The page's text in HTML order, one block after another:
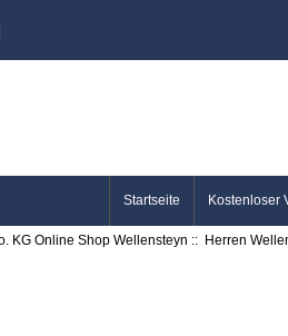
Startseite Kostenloser
KG Online Shop Wellensteyn :: Herren